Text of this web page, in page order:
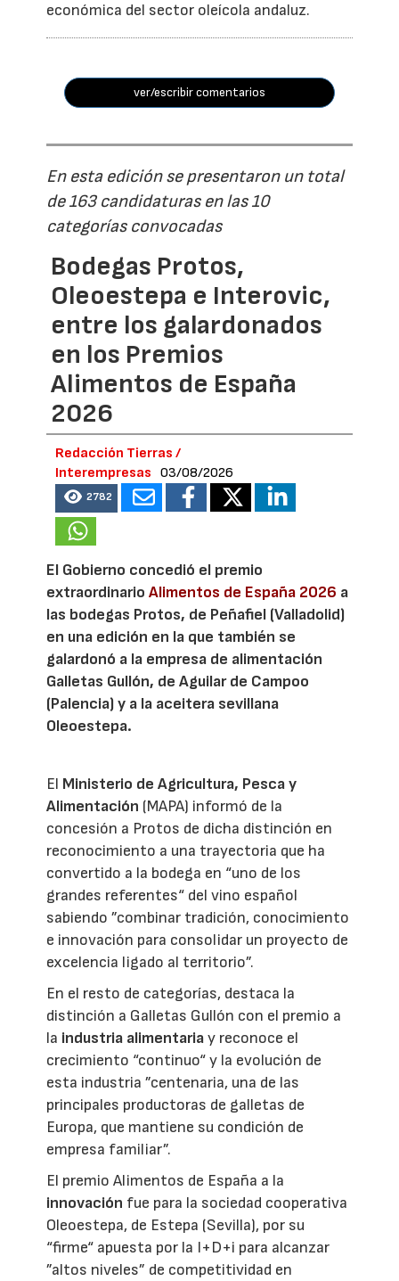
económica del sector oleícola andaluz.
ver/escribir comentarios
En esta edición se presentaron un total
de 163 candidaturas en las 10
categorías convocadas
Bodegas Protos,
Oleoestepa e Interovic,
entre los galardonados
en los Premios
Alimentos de España
2026
Redacción Tierras /
Interempresas
03/08/2026
2782
El Gobierno concedió el premio
extraordinarioAlimentos de España 2026 a
las bodegas Protos, de Peñafiel (Valladolid)
en una edición en la que también se
galardonó a la empresa de alimentación
Galletas Gullón, de Aguilar de Campoo
(Palencia) y a la aceitera sevillana
Oleoestepa.
El Ministerio de Agricultura, Pesca y
Alimentación (MAPA) informó de la
concesión a Protos de dicha distinción en
reconocimiento a una trayectoria que ha
convertido a la bodega en “uno de los
grandes referentes“ del vino español
sabiendo ”combinar tradición, conocimiento
e innovación para consolidar un proyecto de
excelencia ligado al territorio”.
En el resto de categorías, destaca la
distinción a Galletas Gullón con el premio a
la industria alimentariay reconoce el
crecimiento “continuo“ y la evolución de
esta industria ”centenaria, una de las
principales productoras de galletas de
Europa, que mantiene su condición de
empresa familiar”.
El premio Alimentos de España a la
innovación fue para la sociedad cooperativa
Oleoestepa, de Estepa (Sevilla), por su
“firme“ apuesta por la I+D+i para alcanzar
”altos niveles” de competitividad en